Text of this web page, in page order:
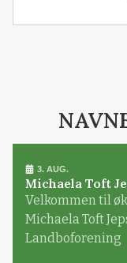
3. AUG.
Michaela Toft
Velkommen til
Michaela Toft
Landboforening